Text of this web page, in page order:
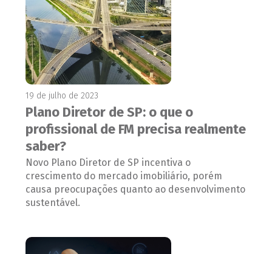
19 de julho de 2023
Plano Diretor de SP: o que o
profissional de FM precisa realmente
saber?
Novo Plano Diretor de SP incentiva o
crescimento do mercado imobiliário, porém
causa preocupações quanto ao desenvolvimento
sustentável.